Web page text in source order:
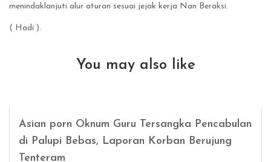
menindaklanjuti alur aturan sesuai jejak kerja Nan Beraksi.
( Hadi ).
You may also like
Asian porn Oknum Guru Tersangka Pencabulan
di Palupi Bebas, Laporan Korban Berujung
Tenteram